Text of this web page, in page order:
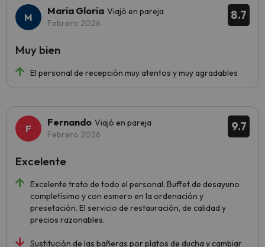
8.7
Maria Gloria Viajó en pareja
Febrero 2026
El personal de recepción muy atentos y muy agradables
Muy bien
9.7
Fernando Viajó en pareja
Febrero 2026
Excelente trato de todo el personal. Buffet de desayuno
completísimo y con esmero en la ordenación y
presetación. El servicio de restauración, de calidad y
precios razonables.
Sustitución de las bañeras por platos de ducha y cambiar
Excelente